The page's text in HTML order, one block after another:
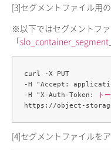
[3]セグメントファイル用
※以下ではセグメントフ
「slo_container_segment
curl -X PUT
-H "Accept:
-H "X-Auth-Token:
ト
https://object-
[4]セグメントファイルを